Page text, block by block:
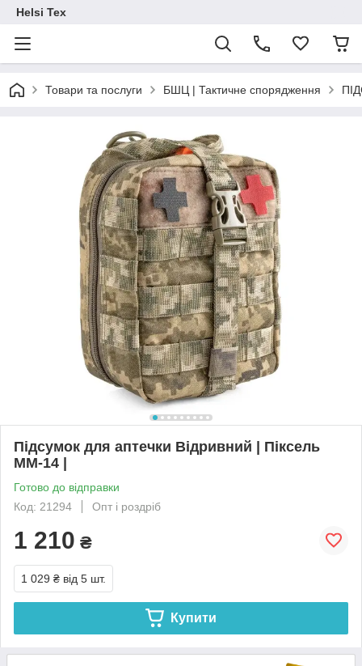
Helsi Tex
Товари та послуги БШЦ | Тактичне спорядження
Підсумок для аптечки Відривний | Піксель
ММ-14 |
Готово до відправки
Код: 21294
Опт і роздріб
1 210 ₴
1 029 ₴ від 5 шт.
Купити